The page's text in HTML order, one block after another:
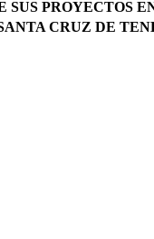
SUS PROYECTOS
CRUZ DE